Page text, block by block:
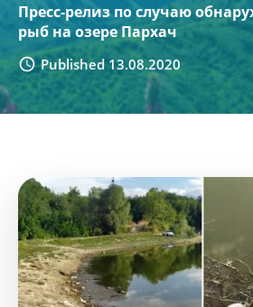
Пресс-релиз по случаю
рыб на озере Пархач
Published 13.08.2020